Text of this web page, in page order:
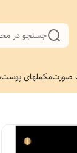
جستجو در
صورتمکملهای پوست